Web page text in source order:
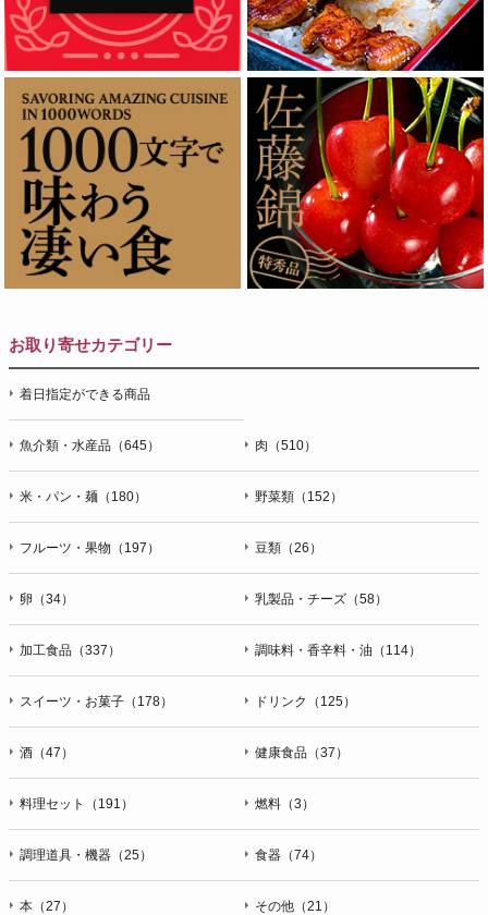
お取り寄せカテゴリー
着日指定ができる商品
魚介類・水産品（645） 肉（510）
米・パン・麺（180） 野菜類（152）
フルーツ・果物（197） 豆類（26）
卵（34） 乳製品・チーズ（58）
加工食品（337） 調味料・香辛料・油（114）
スイーツ・お菓子（178） ドリンク（125）
酒（47） 健康食品（37）
料理セット（191） 燃料（3）
調理道具・機器（25） 食器（74）
本（27） その他（21）